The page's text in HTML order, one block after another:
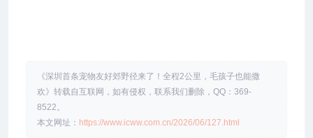
《深圳首条宠物友好郊野径来了！全程2公里，毛孩子也能撒
欢》转载自互联网，如有侵权，联系我们删除，QQ：369-
8522。
本文网址： https://www.icww.com.cn/2026/06/127.html